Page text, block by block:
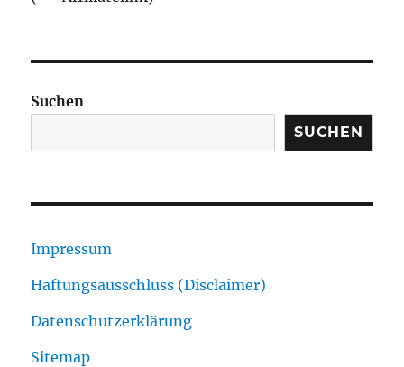
Suchen
SUCHEN
Impressum
Haftungsausschluss (Disclaimer)
Datenschutzerklärung
Sitemap